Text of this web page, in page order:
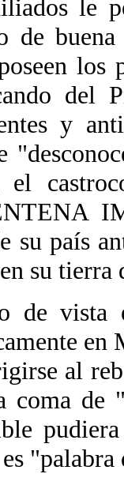
le
de
los
del
y
el
su país
su tierra
de vista
en
al
coma de